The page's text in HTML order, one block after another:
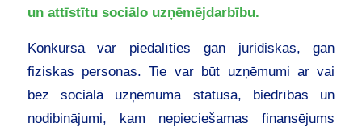
un attīstītu sociālo uzņēmējdarbību.
Konkursā var piedalīties gan juridiskas, gan
fiziskas personas. Tie var būt uzņēmumi ar vai
bez sociālā uzņēmuma statusa, biedrības un
nodibinājumi, kam nepieciešamas finansējums